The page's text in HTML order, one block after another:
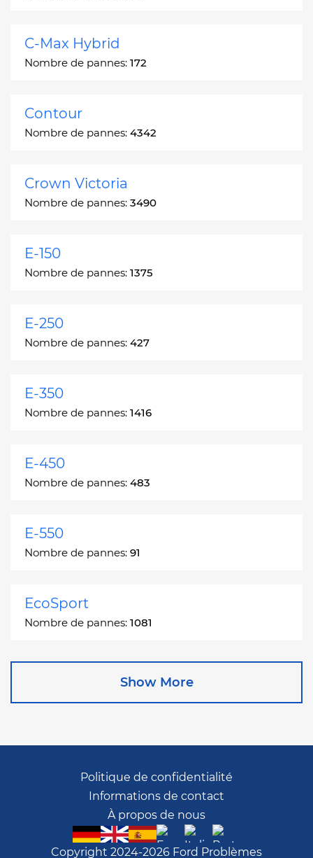
C-Max Hybrid
Nombre de pannes: 172
Contour
Nombre de pannes: 4342
Crown Victoria
Nombre de pannes: 3490
E-150
Nombre de pannes: 1375
E-250
Nombre de pannes: 427
E-350
Nombre de pannes: 1416
E-450
Nombre de pannes: 483
E-550
Nombre de pannes: 91
EcoSport
Nombre de pannes: 1081
Escape
Escape Hybrid
Nombre de pannes:1666
Show More
Copyright 2024-2026 Ford Problèmes
Politique de confidentialité
Informations de contact
À propos de nous